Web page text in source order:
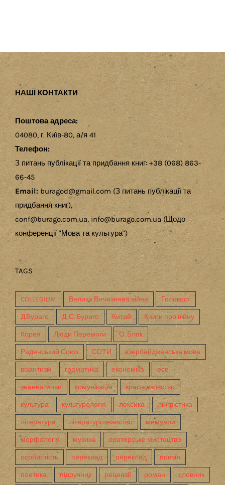
НАШІ КОНТАКТИ
Поштова адреса:
04080, г. Київ-80, а/я 41
Телефон:
З питань публікації та придбання книг: +38 (068) 863-
66-45
Email: buragod@gmail.com (З питань публікації та
придбання книг),
conf@burago.com.ua, info@burago.com.ua (Щодо
конференції "Мова та культура")
TAGS
COLLEGIUM Велика Вітчизняна війна Голокост
Д.Бураго Д. С. Бураго Китай Книги про війну
Корея Люди Перемоги О. Блок
Радянський Союз СОТИ азербайджанська мова
візантизм граматика економіка есе
знання мови комунікація красномовство
культура культурологія лексика лінгвістика
література літературознавство мемуари
морфологія музика ораторське мистецтво
особистість переклад переклад поезія
поетика підручник рецензії роман словник